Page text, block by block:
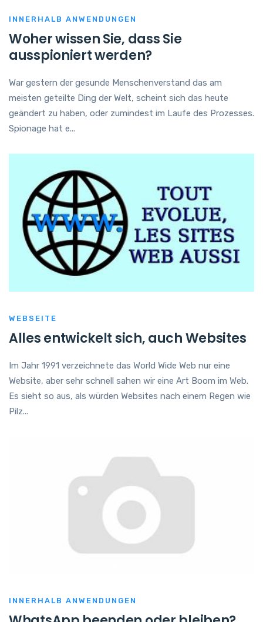
INNERHALB ANWENDUNGEN
Woher wissen Sie, dass Sie
ausspioniert werden?
War gestern der gesunde Menschenverstand das am
meisten geteilte Ding der Welt, scheint sich das heute
geändert zu haben, oder zumindest im Laufe des Prozesses.
Spionage hat e...
WEBSEITE
Alles entwickelt sich, auch Websites
Im Jahr 1991 verzeichnete das World Wide Web nur eine
Website, aber sehr schnell sahen wir eine Art Boom im Web.
Es sieht so aus, als würden Websites nach einem Regen wie
Pilz...
INNERHALB ANWENDUNGEN